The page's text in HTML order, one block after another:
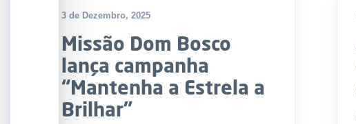
3 de Dezembro, 2025
Missão Dom Bosco
lança campanha
“Mantenha a Estrela a
Brilhar”